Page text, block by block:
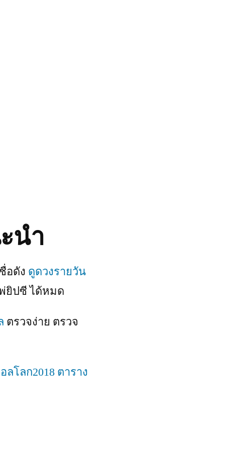
นำ
อดัง ดูดวงรายวัน
ยิปซี ได้หมด
ตรวจง่าย ตรวจ
ลโลก2018 ตาราง